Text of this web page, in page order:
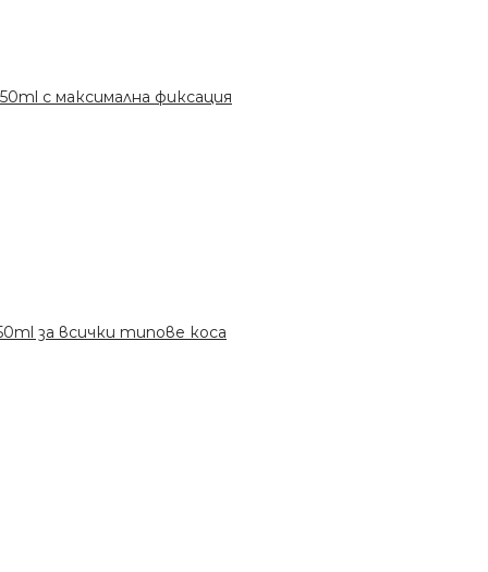
с максимална фиксация
за всички типове коса